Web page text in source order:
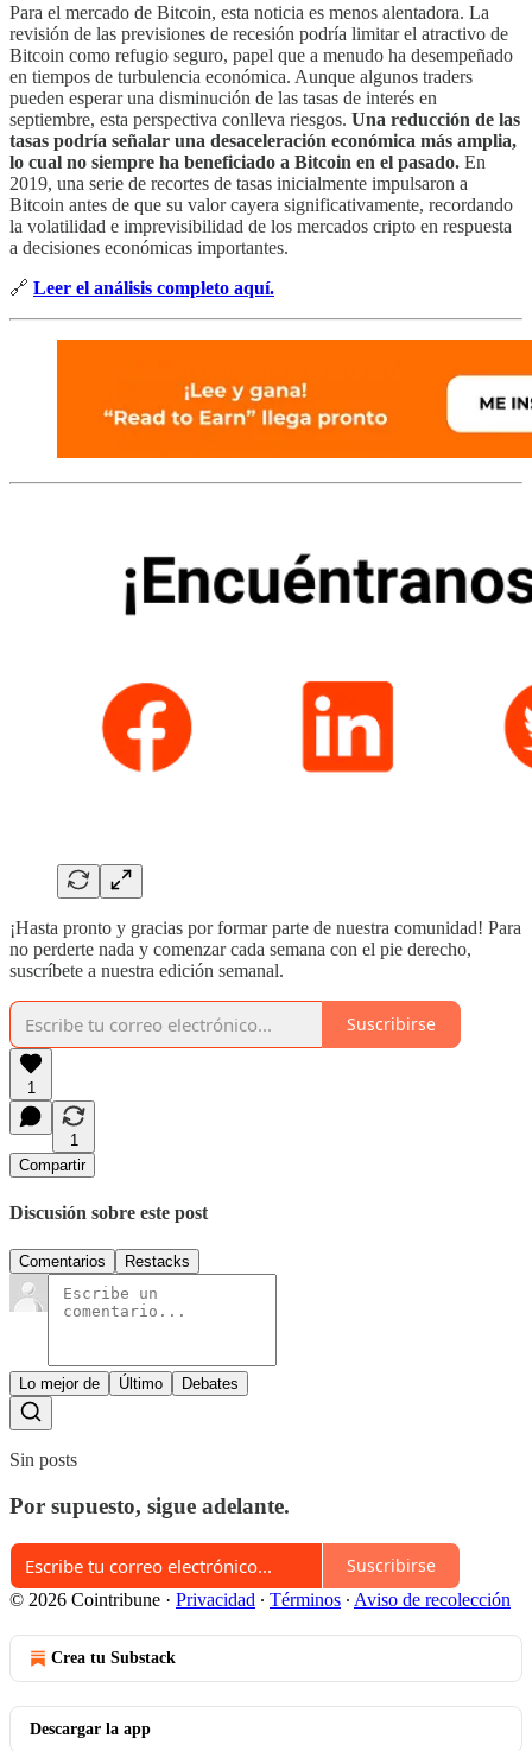
Para el mercado de Bitcoin, esta noticia es menos alentadora. La
revisión de las previsiones de recesión podría limitar el atractivo de
Bitcoin como refugio seguro, papel que a menudo ha desempeñado
en tiempos de turbulencia económica. Aunque algunos traders
pueden esperar una disminución de las tasas de interés en
septiembre, esta perspectiva conlleva riesgos. Una reducción de las
tasas podría señalar una desaceleración económica más amplia,
lo cual no siempre ha beneficiado a Bitcoin en el pasado. En
2019, una serie de recortes de tasas inicialmente impulsaron a
Bitcoin antes de que su valor cayera significativamente, recordando
la volatilidad e imprevisibilidad de los mercados cripto en respuesta
a decisiones económicas importantes.
🔗 Leer el análisis completo aquí.
¡Hasta pronto y gracias por formar parte de nuestra comunidad! Para
no perderte nada y comenzar cada semana con el pie derecho,
suscríbete a nuestra edición semanal.
Suscribirse
1
1
Compartir
Discusión sobre este post
Comentarios Restacks
Lo mejor de Último Debates
Sin posts
Por supuesto, sigue adelante.
Suscribirse
© 2026 Cointribune · Privacidad ∙ Términos ∙ Aviso de recolección
Crea tu Substack
Descargar la app